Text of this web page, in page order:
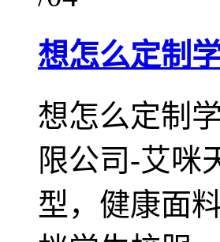
想怎么定制
想怎么定制
限公司-艾咪
型，健康面